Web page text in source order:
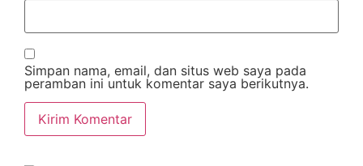
Simpan nama, email, dan situs web saya pada
peramban ini untuk komentar saya berikutnya.